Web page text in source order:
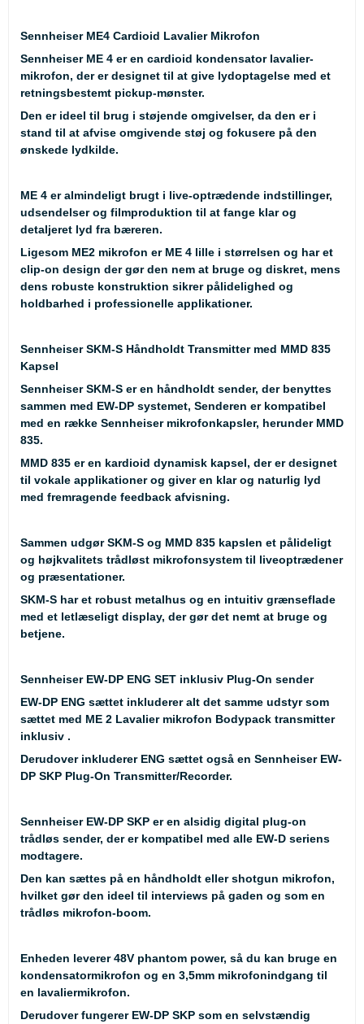
Sennheiser ME4 Cardioid Lavalier Mikrofon
Sennheiser ME 4 er en cardioid kondensator lavalier-
mikrofon, der er designet til at give lydoptagelse med et
retningsbestemt pickup-mønster.
Den er ideel til brug i støjende omgivelser, da den er i
stand til at afvise omgivende støj og fokusere på den
ønskede lydkilde.
ME 4 er almindeligt brugt i live-optrædende indstillinger,
udsendelser og filmproduktion til at fange klar og
detaljeret lyd fra bæreren.
Ligesom ME2 mikrofon er ME 4 lille i størrelsen og har et
clip-on design der gør den nem at bruge og diskret, mens
dens robuste konstruktion sikrer pålidelighed og
holdbarhed i professionelle applikationer.
Sennheiser SKM-S Håndholdt Transmitter med MMD 835
Kapsel
Sennheiser SKM-S er en håndholdt sender, der benyttes
sammen med EW-DP systemet, Senderen er kompatibel
med en række Sennheiser mikrofonkapsler, herunder MMD
835.
MMD 835 er en kardioid dynamisk kapsel, der er designet
til vokale applikationer og giver en klar og naturlig lyd
med fremragende feedback afvisning.
Sammen udgør SKM-S og MMD 835 kapslen et pålideligt
og højkvalitets trådløst mikrofonsystem til liveoptrædener
og præsentationer.
SKM-S har et robust metalhus og en intuitiv grænseflade
med et letlæseligt display, der gør det nemt at bruge og
betjene.
Sennheiser EW-DP ENG SET inklusiv Plug-On sender
EW-DP ENG sættet inkluderer alt det samme udstyr som
sættet med ME 2 Lavalier mikrofon Bodypack transmitter
inklusiv .
Derudover inkluderer ENG sættet også en Sennheiser EW-
DP SKP Plug-On Transmitter/Recorder.
Sennheiser EW-DP SKP er en alsidig digital plug-on
trådløs sender, der er kompatibel med alle EW-D seriens
modtagere.
Den kan sættes på en håndholdt eller shotgun mikrofon,
hvilket gør den ideel til interviews på gaden og som en
trådløs mikrofon-boom.
Enheden leverer 48V phantom power, så du kan bruge en
kondensatormikrofon og en 3,5mm mikrofonindgang til
en lavaliermikrofon.
Derudover fungerer EW-DP SKP som en selvstændig